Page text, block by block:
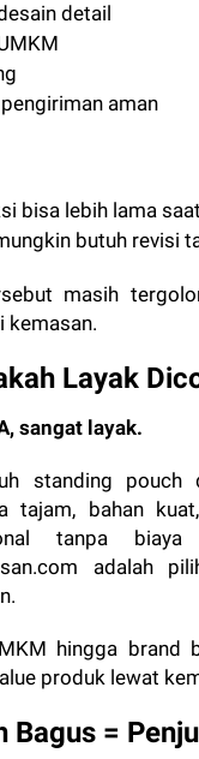
detail
aman
bisa lebih lama
butuh revisi
masih
kemasan.
Layak
sangat layak.
standing pouch
tajam, bahan
tanpa biaya
adalah
hingga brand
produk lewat
Bagus =